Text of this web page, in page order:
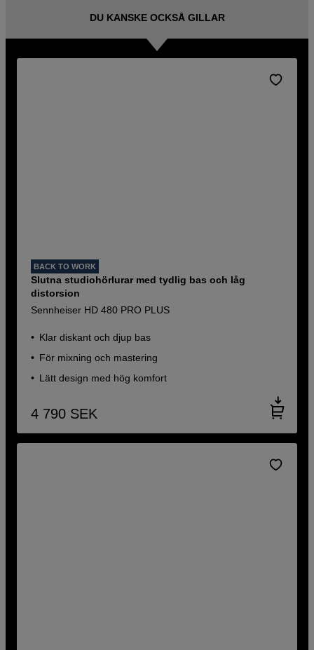
DU KANSKE OCKSÅ GILLAR
BACK TO WORK
Slutna studiohörlurar med tydlig bas och låg
distorsion
Sennheiser HD 480 PRO PLUS
Klar diskant och djup bas
För mixning och mastering
Lätt design med hög komfort
4 790 SEK